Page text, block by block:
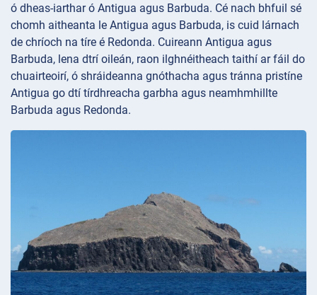
ó dheas-iarthar ó Antigua agus Barbuda. Cé nach bhfuil sé
chomh aitheanta le Antigua agus Barbuda, is cuid lárnach
de chríoch na tíre é Redonda. Cuireann Antigua agus
Barbuda, lena dtrí oileán, raon ilghnéitheach taithí ar fáil do
chuairteoirí, ó shráideanna gnóthacha agus tránna pristíne
Antigua go dtí tírdhreacha garbha agus neamhmhillte
Barbuda agus Redonda.